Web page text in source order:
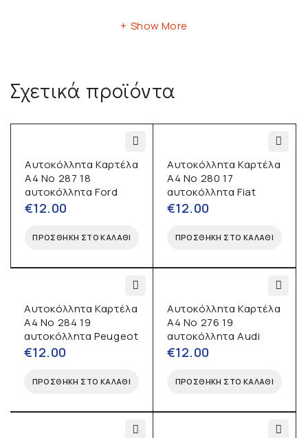
Show More
Σχετικά προϊόντα
Αυτοκόλλητα Καρτέλα
Α4 No 287 18
αυτοκόλλητα Ford
€12.00
ΠΡΟΣΘΉΚΗ ΣΤΟ ΚΑΛΆΘΙ
Αυτοκόλλητα Καρτέλα
Α4 No 280 17
αυτοκόλλητα Fiat
€12.00
ΠΡΟΣΘΉΚΗ ΣΤΟ ΚΑΛΆΘΙ
Αυτοκόλλητα Καρτέλα
Α4 No 284 19
αυτοκόλλητα Peugeot
€12.00
ΠΡΟΣΘΉΚΗ ΣΤΟ ΚΑΛΆΘΙ
Αυτοκόλλητα Καρτέλα
Α4 No 276 19
αυτοκόλλητα Audi
€12.00
ΠΡΟΣΘΉΚΗ ΣΤΟ ΚΑΛΆΘΙ